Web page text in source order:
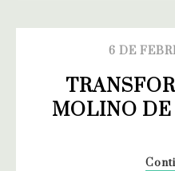
6 DE
MOLINO